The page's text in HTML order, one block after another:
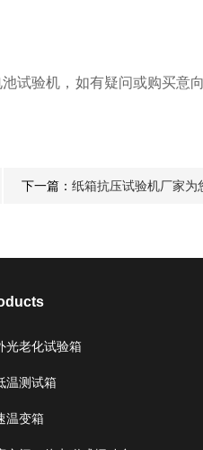
试验机，如有疑问或购买意
下一篇： 纸箱抗压试验机厂家为
光老化试验箱
温测试箱
温变箱